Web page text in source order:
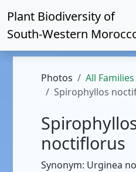
Plant Biodiversity of
South-Western
Photos All Families
Spirophyllos
noctiflorus
Synonym: Urginea